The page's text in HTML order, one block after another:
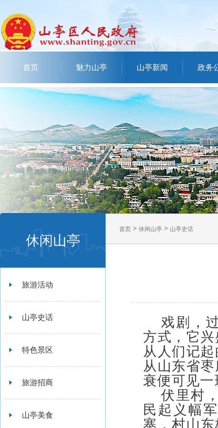
首页 魅力山亭 山亭新闻 政务
休闲山亭
旅游活动
山亭史话
特色景区
旅游招商
山亭美食
首页 > 休闲山亭 > 山亭史话
戏剧，
方式，它
从人们记
从山东省
衰便可
伏里村
民起义幅
寨，村山